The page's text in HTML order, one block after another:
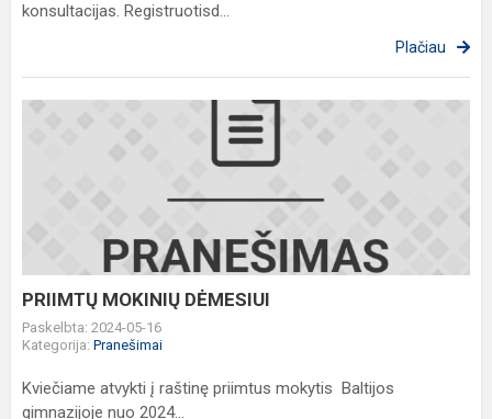
konsultacijas. Registruotisd...
Plačiau
PRIIMTŲ
PRIIMTŲ MOKINIŲ DĖMESIUI
Paskelbta: 2024-05-16
Kategorija: Pranešimai
Kviečiame atvykti į raštinę priimtus mokytis Baltijos
gimnazijoje nuo 2024...